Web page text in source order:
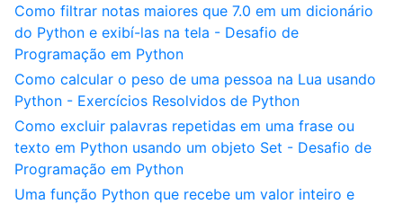
Como filtrar notas maiores que 7.0 em um dicionário
do Python e exibí-las na tela - Desafio de
Programação em Python
Como calcular o peso de uma pessoa na Lua usando
Python - Exercícios Resolvidos de Python
Como excluir palavras repetidas em uma frase ou
texto em Python usando um objeto Set - Desafio de
Programação em Python
Uma função Python que recebe um valor inteiro e